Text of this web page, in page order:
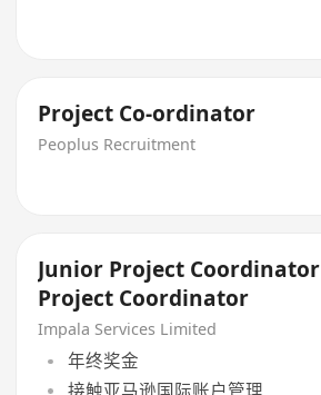
Project Co-ordinator
Peoplus Recruitment
Junior Project
Project Coordinator
Impala Services Limited
年终奖金
接触亚马逊国际账户管理